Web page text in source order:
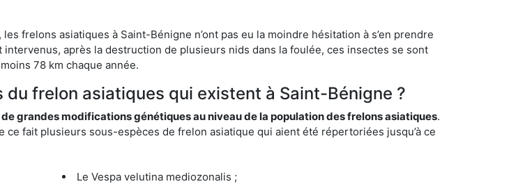
frelons asiatiques à Saint-Bénigne n’ont pas eu la moindre hésitation à s’en prendre
après la destruction de plusieurs nids dans la foulée, ces insectes se sont
78 km chaque année.
frelon asiatiques qui existent à Saint-Bénigne ?
grandes modifications génétiques au niveau de la population des frelons asiatiques.
fait plusieurs sous-espèces de frelon asiatique qui aient été répertoriées jusqu’à ce
Le Vespa velutina mediozonalis ;